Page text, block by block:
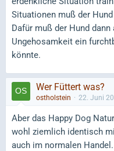
Situationen muß der
Dafür muß der Hund
Ungehosamkeit ein
könnte.
Wer Füttert was?
ostholstein 22. Juni
Aber das Happy Dog
wohl ziemlich identisch
auch im normalen